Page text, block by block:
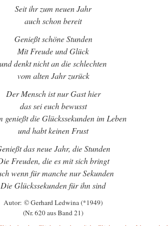
Seit ihr zum neuen Jahr
auch schon bereit
Genießt schöne Stunden
Mit Freude und Glück
und denkt nicht an die schlechten
vom alten Jahr zurück
Der Mensch ist nur Gast hier
das sei euch bewusst
genießt die Glückssekunden im Leben
und habt keinen Frust
das neue Jahr, die Stunden
Freuden, die es mit sich bringt
wenn für manche nur Sekunden
Die Glückssekunden für ihn sind
Autor: © Gerhard Ledwina (*1949)
(Nr. 620 aus Band 21)